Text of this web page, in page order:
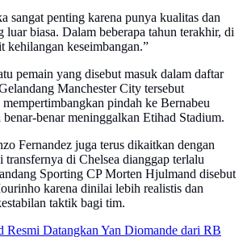
sangat penting karena punya kualitas dan
luar biasa. Dalam beberapa tahun terakhir, di
kehilangan keseimbangan.”
pemain yang disebut masuk dalam daftar
Manchester City tersebut
pindah ke Bernabeu
benar meninggalkan Etihad Stadium.
Fernandez juga terus dikaitkan dengan
di Chelsea dianggap terlalu
Sporting CP Morten Hjulmand disebut
karena dinilai lebih realistis dan
taktik bagi tim.
Resmi Datangkan Yan Diomande dari RB